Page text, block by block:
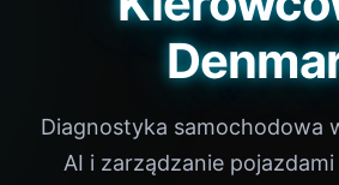
Diagnostyka samochodowa
AI i zarządzanie